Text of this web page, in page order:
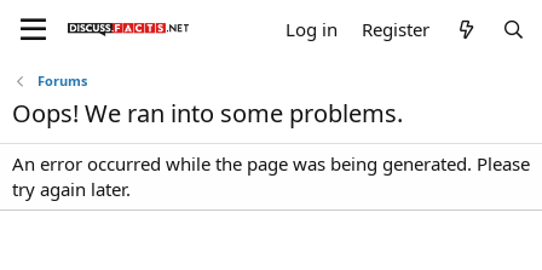
Log in Register
Forums
Oops! We ran into some problems.
An error occurred while the page was being generated. Please
try again later.